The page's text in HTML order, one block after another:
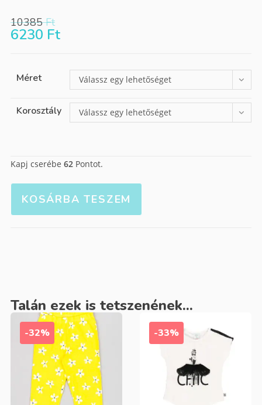
10385Ft
6230 Ft
Méret Válassz egy lehetőséget
Korosztály Válassz egy lehetőséget
Kapj cserébe 62Pontot.
KOSÁRBA TESZEM
Talán ezek is tetszenének...
-32% -33%